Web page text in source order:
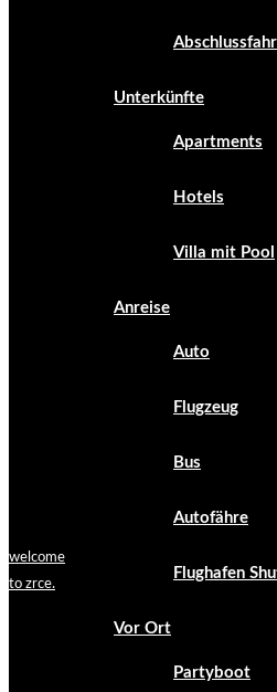
welcome
to zrce.
Unterkünfte
Apartments
Hotels
Villa mit Pool
Anreise
Auto
Flugzeug
Bus
Autofähre
Flughafen
Vor Ort
Partyboot